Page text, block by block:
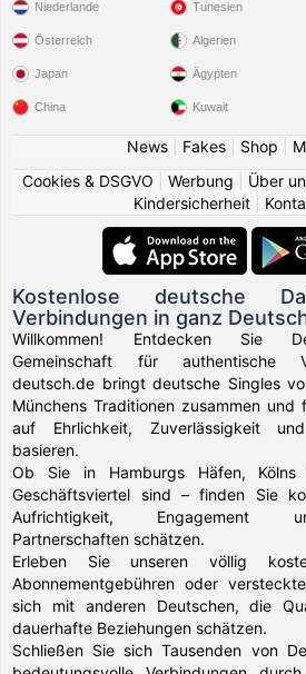
Niederlande
Österreich
Japan
China
Tunesien
Algerien
Ägypten
Kuwait
News| Fakes| Shop
Cookies & DSGVO
Werbung Über
Kindersicherheit
Kostenlose deutsche
Verbindungen in ganz
Willkommen! Entdecken Sie
Gemeinschaft für authentische
deutsch.de bringt deutsche Singles
Münchens Traditionen zusammen und
auf Ehrlichkeit, Zuverlässigkeit
basieren.
Ob Sie in Hamburgs Häfen, Kölns
Geschäftsviertel sind – finden Sie
Aufrichtigkeit, Engagement
Partnerschaften schätzen.
Erleben Sie unseren völlig
Abonnementgebühren oder
sich mit anderen Deutschen, die
dauerhafte Beziehungen schätzen.
Schließen Sie sich Tausenden von